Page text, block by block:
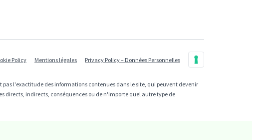
Policy Mentions légales Privacy Policy – Données Personnelles
pas l'exactitude des informations contenues dans le site, qui peuvent devenir
directs, indirects, conséquences ou de n'importe quel autre type de